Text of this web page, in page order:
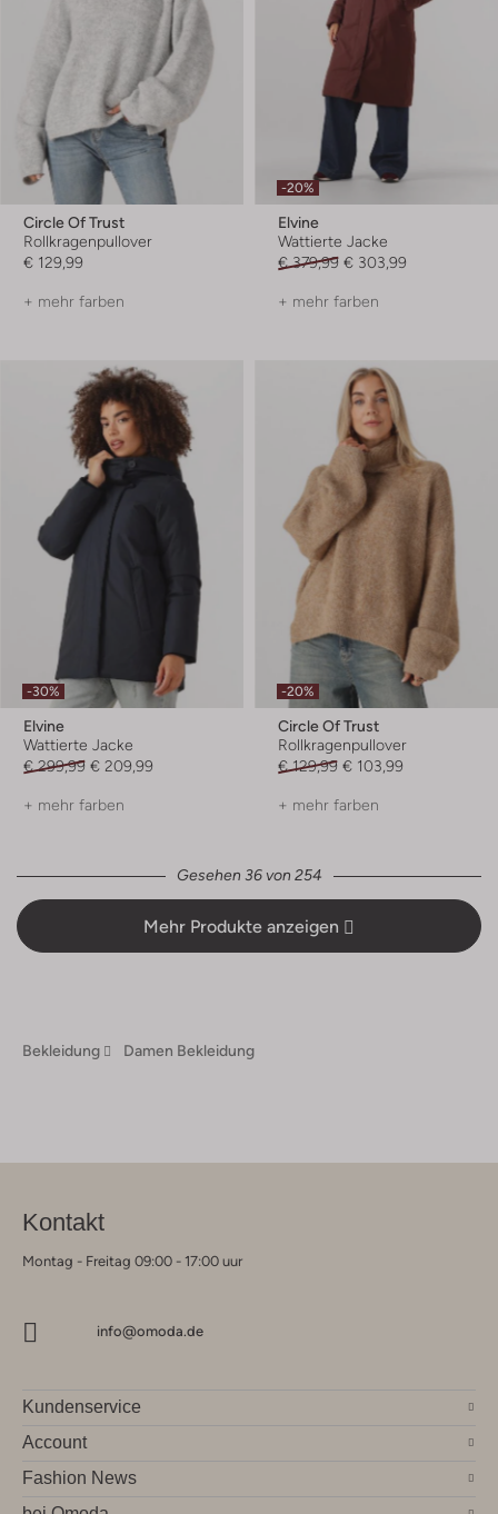
Circle Of Trust
Rollkragenpullover
€ 129,99
+ mehr farben
-20%
Elvine
Wattierte Jacke
€ 379,99 € 303,99
+ mehr farben
-30%
Elvine
Wattierte Jacke
€ 299,99 € 209,99
+ mehr farben
-20%
Circle Of Trust
Rollkragenpullover
€ 129,99 € 103,99
+ mehr farben
Gesehen 36 von 254
Mehr Produkte anzeigen
Bekleidung Damen Bekleidung
Kontakt
Montag - Freitag 09:00 - 17:00 uur
info@omoda.de
Kundenservice
Account
Fashion News